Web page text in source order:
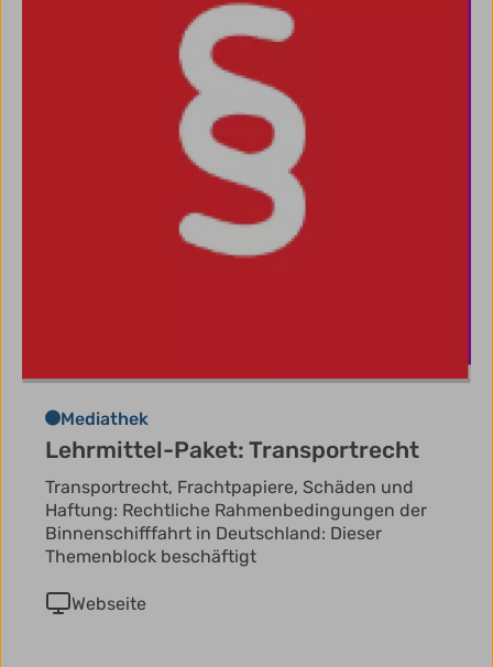
Mediathek
Lehrmittel-Paket: Transportrecht
Transportrecht, Frachtpapiere, Schäden und
Haftung: Rechtliche Rahmenbedingungen der
Binnenschifffahrt in Deutschland: Dieser
Themenblock beschäftigt
Webseite